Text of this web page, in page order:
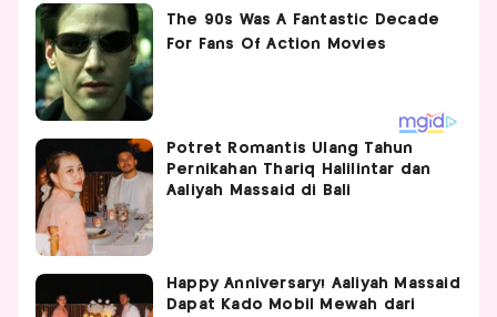
Potret Romantis Ulang Tahun
Pernikahan Thariq Halilintar dan
Aaliyah Massaid di Bali
Happy Anniversary! Aaliyah Massaid
Dapat Kado Mobil Mewah dari